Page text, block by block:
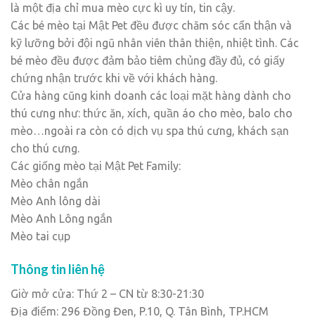
là một địa chỉ mua mèo cực kì uy tín, tin cậy.
Các bé mèo tại Mật Pet đều được chăm sóc cẩn thận và
kỹ lưỡng bởi đội ngũ nhân viên thân thiện, nhiệt tình. Các
bé mèo đều được đảm bảo tiêm chủng đầy đủ, có giấy
chứng nhận trước khi về với khách hàng.
Cửa hàng cũng kinh doanh các loại mặt hàng dành cho
thú cưng như: thức ăn, xích, quần áo cho mèo, balo cho
mèo…ngoài ra còn có dịch vụ spa thú cưng, khách sạn
cho thú cưng.
Các giống mèo tại Mật Pet Family:
Mèo chân ngắn
Mèo Anh lông dài
Mèo Anh Lông ngắn
Mèo tai cụp
Thông tin liên hệ
Giờ mở cửa: Thứ 2 – CN từ 8:30-21:30
Địa điểm: 296 Đồng Đen, P.10, Q. Tân Bình, TP.HCM